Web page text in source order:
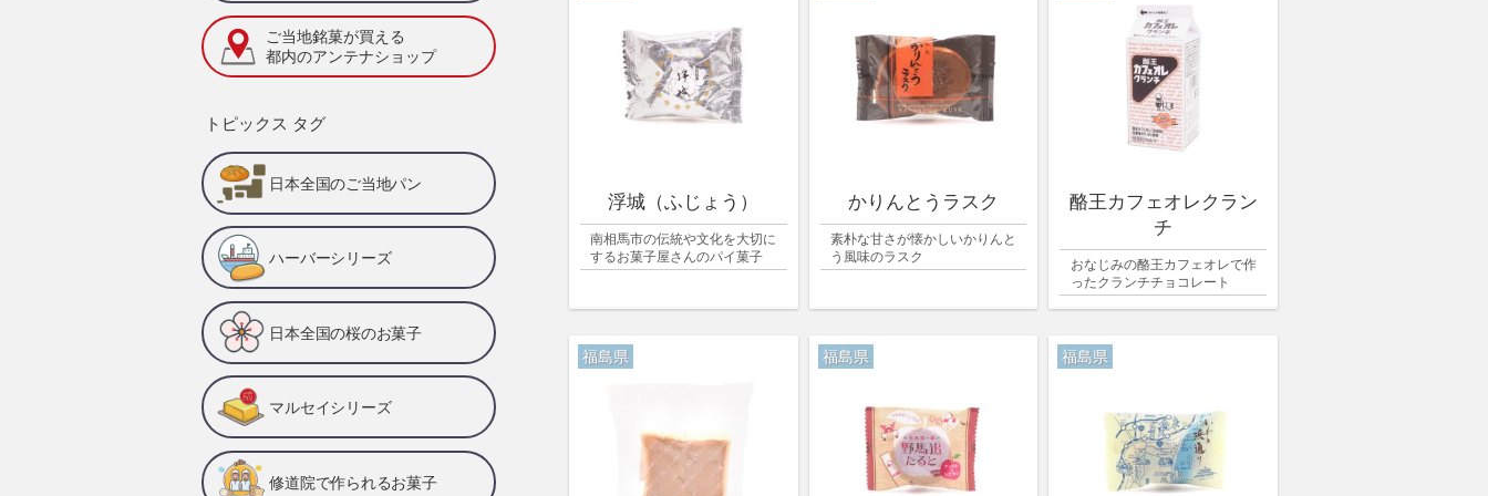
ご当地銘菓が買える
都内のアンテナショップ
トピックス タグ
日本全国のご当地パン
ハーバーシリーズ
日本全国の桜のお菓子
マルセイシリーズ
修道院で作られるお菓子
浮城（ふじょう）
南相馬市の伝統や文化を大切に
するお菓子屋さんのパイ菓子
かりんとうラスク
素朴な甘さが懐かしいかりんと
う風味のラスク
酪王カフェオレクラン
チ
おなじみの酪王カフェオレで作
ったクランチチョコレート
福島県 福島県 福島県